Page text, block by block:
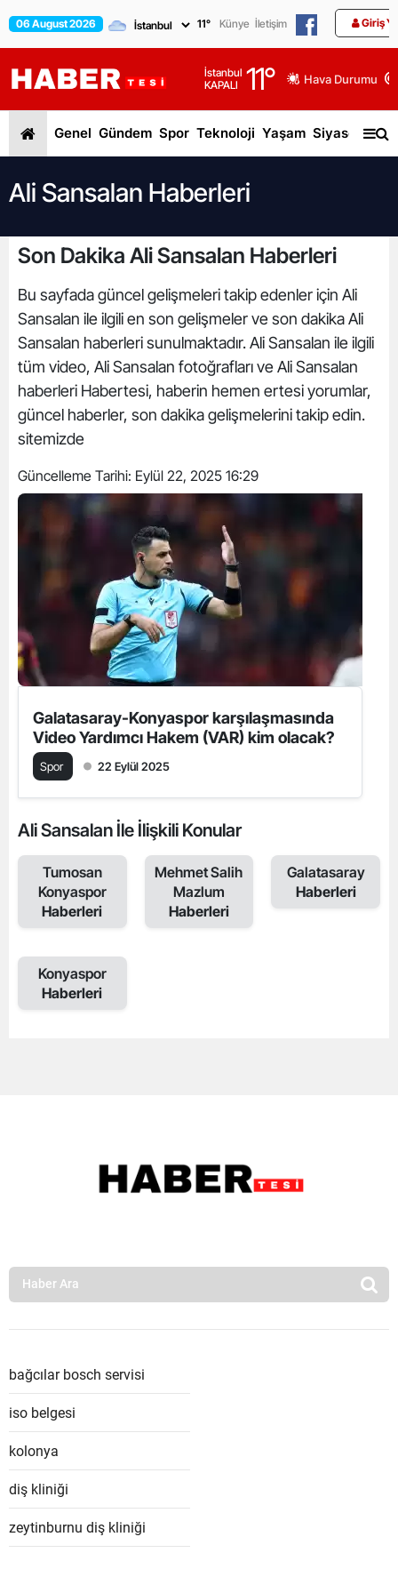
06 August 2026 11° Künye İletişim Giriş
İstanbul
KAPALI
11° Hava Durumu
Genel Gündem Spor Teknoloji Yaşam Siyaset
Ali Sansalan Haberleri
Son Dakika Ali Sansalan Haberleri
Bu sayfada güncel gelişmeleri takip edenler için Ali
Sansalan ile ilgili en son gelişmeler ve son dakika Ali
Sansalan haberleri sunulmaktadır. Ali Sansalan ile ilgili
tüm video, Ali Sansalan fotoğrafları ve Ali Sansalan
haberleri Habertesi, haberin hemen ertesi yorumlar,
güncel haberler, son dakika gelişmelerini takip edin.
sitemizde
Güncelleme Tarihi: Eylül 22, 2025 16:29
Galatasaray-Konyaspor karşılaşmasında
Video Yardımcı Hakem (VAR) kim olacak?
Spor 22 Eylül 2025
Ali Sansalan İle İlişkili Konular
Tumosan
Konyaspor
Haberleri
Mehmet Salih
Mazlum
Haberleri
Galatasaray
Haberleri
Konyaspor
Haberleri
bağcılar bosch servisi
iso belgesi
kolonya
diş kliniği
zeytinburnu diş kliniği